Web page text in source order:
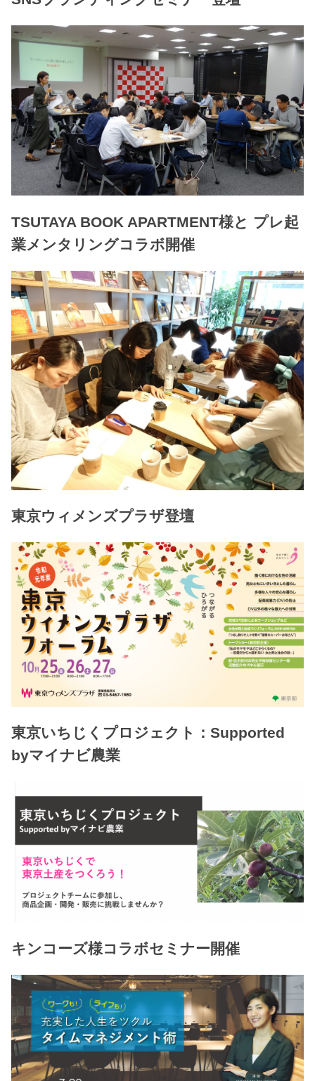
TSUTAYA BOOK APARTMENT様と プレ起
業メンタリングコラボ開催
東京ウィメンズプラザ登壇
東京いちじくプロジェクト：Supported
byマイナビ農業
キンコーズ様コラボセミナー開催